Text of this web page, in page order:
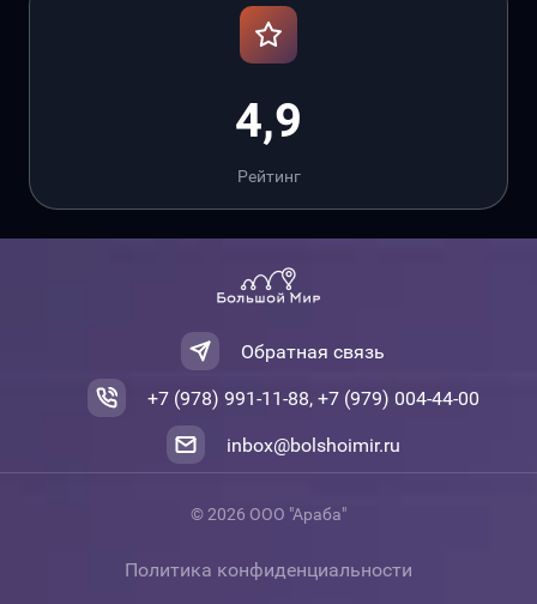
4,9
Рейтинг
Обратная связь
+7 (978) 991-11-88, +7 (979) 004-44-00
inbox@bolshoimir.ru
© 2026 ООО "Араба"
Политика конфиденциальности